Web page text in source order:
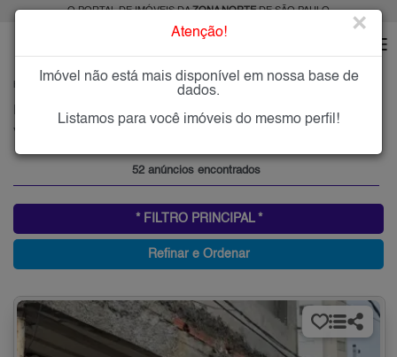
O PORTAL DE IMÓVEIS DAZONA NORTEDE SÃO PAULO
VILA ROMERO
Imóveis à Venda na Vila Romero, Zona Norte de São Paulo
Vila Romero, Zona Norte
52 anúncios encontrados
* FILTRO PRINCIPAL *
Refinar e Ordenar
Atenção! ×
Imóvel não está mais disponível em nossa base de
dados.
Listamos para você imóveis do mesmo perfil!